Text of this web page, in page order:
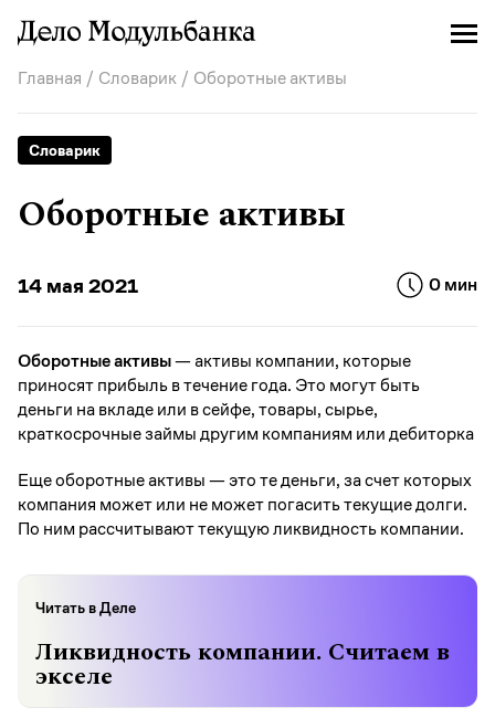
Главная / Словарик / Оборотные активы
Словарик
Оборотные активы
14 мая 2021 0 мин
Оборотные активы— активы компании, которые
приносят прибыль в течение года. Это могут быть
деньги на вкладе или в сейфе, товары, сырье,
краткосрочные займы другим компаниям или дебиторка
Еще оборотные активы — это те деньги, за счет которых
компания может или не может погасить текущие долги.
По ним рассчитывают текущую ликвидность компании.
Читать в Деле
Ликвидность компании. Считаем в
экселе